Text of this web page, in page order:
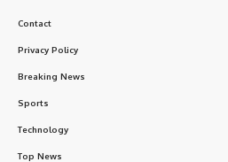
Contact
Privacy Policy
Breaking News
Sports
Technology
Top News